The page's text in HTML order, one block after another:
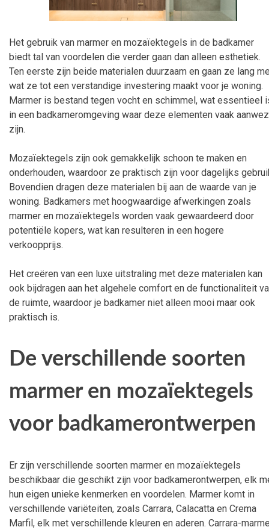
Het gebruik van marmer en mozaïektegels in de badkamer
biedt tal van voordelen die verder gaan dan alleen esthetiek.
Ten eerste zijn beide materialen duurzaam en gaan ze lang
wat ze tot een verstandige investering maakt voor je woning.
Marmer is bestand tegen vocht en schimmel, wat essentieel
in een badkameromgeving waar deze elementen vaak
zijn.
Mozaïektegels zijn ook gemakkelijk schoon te maken en
onderhouden, waardoor ze praktisch zijn voor dagelijks
Bovendien dragen deze materialen bij aan de waarde van je
woning. Badkamers met hoogwaardige afwerkingen zoals
marmer en mozaïektegels worden vaak gewaardeerd door
potentiële kopers, wat kan resulteren in een hogere
verkoopprijs.
Het creëren van een luxe uitstraling met deze materialen kan
ook bijdragen aan het algehele comfort en de functionaliteit
de ruimte, waardoor je badkamer niet alleen mooi maar ook
praktisch is.
De verschillende soorten
marmer en mozaïektegels
voor badkamerontwerpen
Er zijn verschillende soorten marmer en mozaïektegels
beschikbaar die geschikt zijn voor badkamerontwerpen, elk
hun eigen unieke kenmerken en voordelen. Marmer komt in
verschillende variëteiten, zoals Carrara, Calacatta en Crema
Marfil, elk met verschillende kleuren en aderen. Carrara-